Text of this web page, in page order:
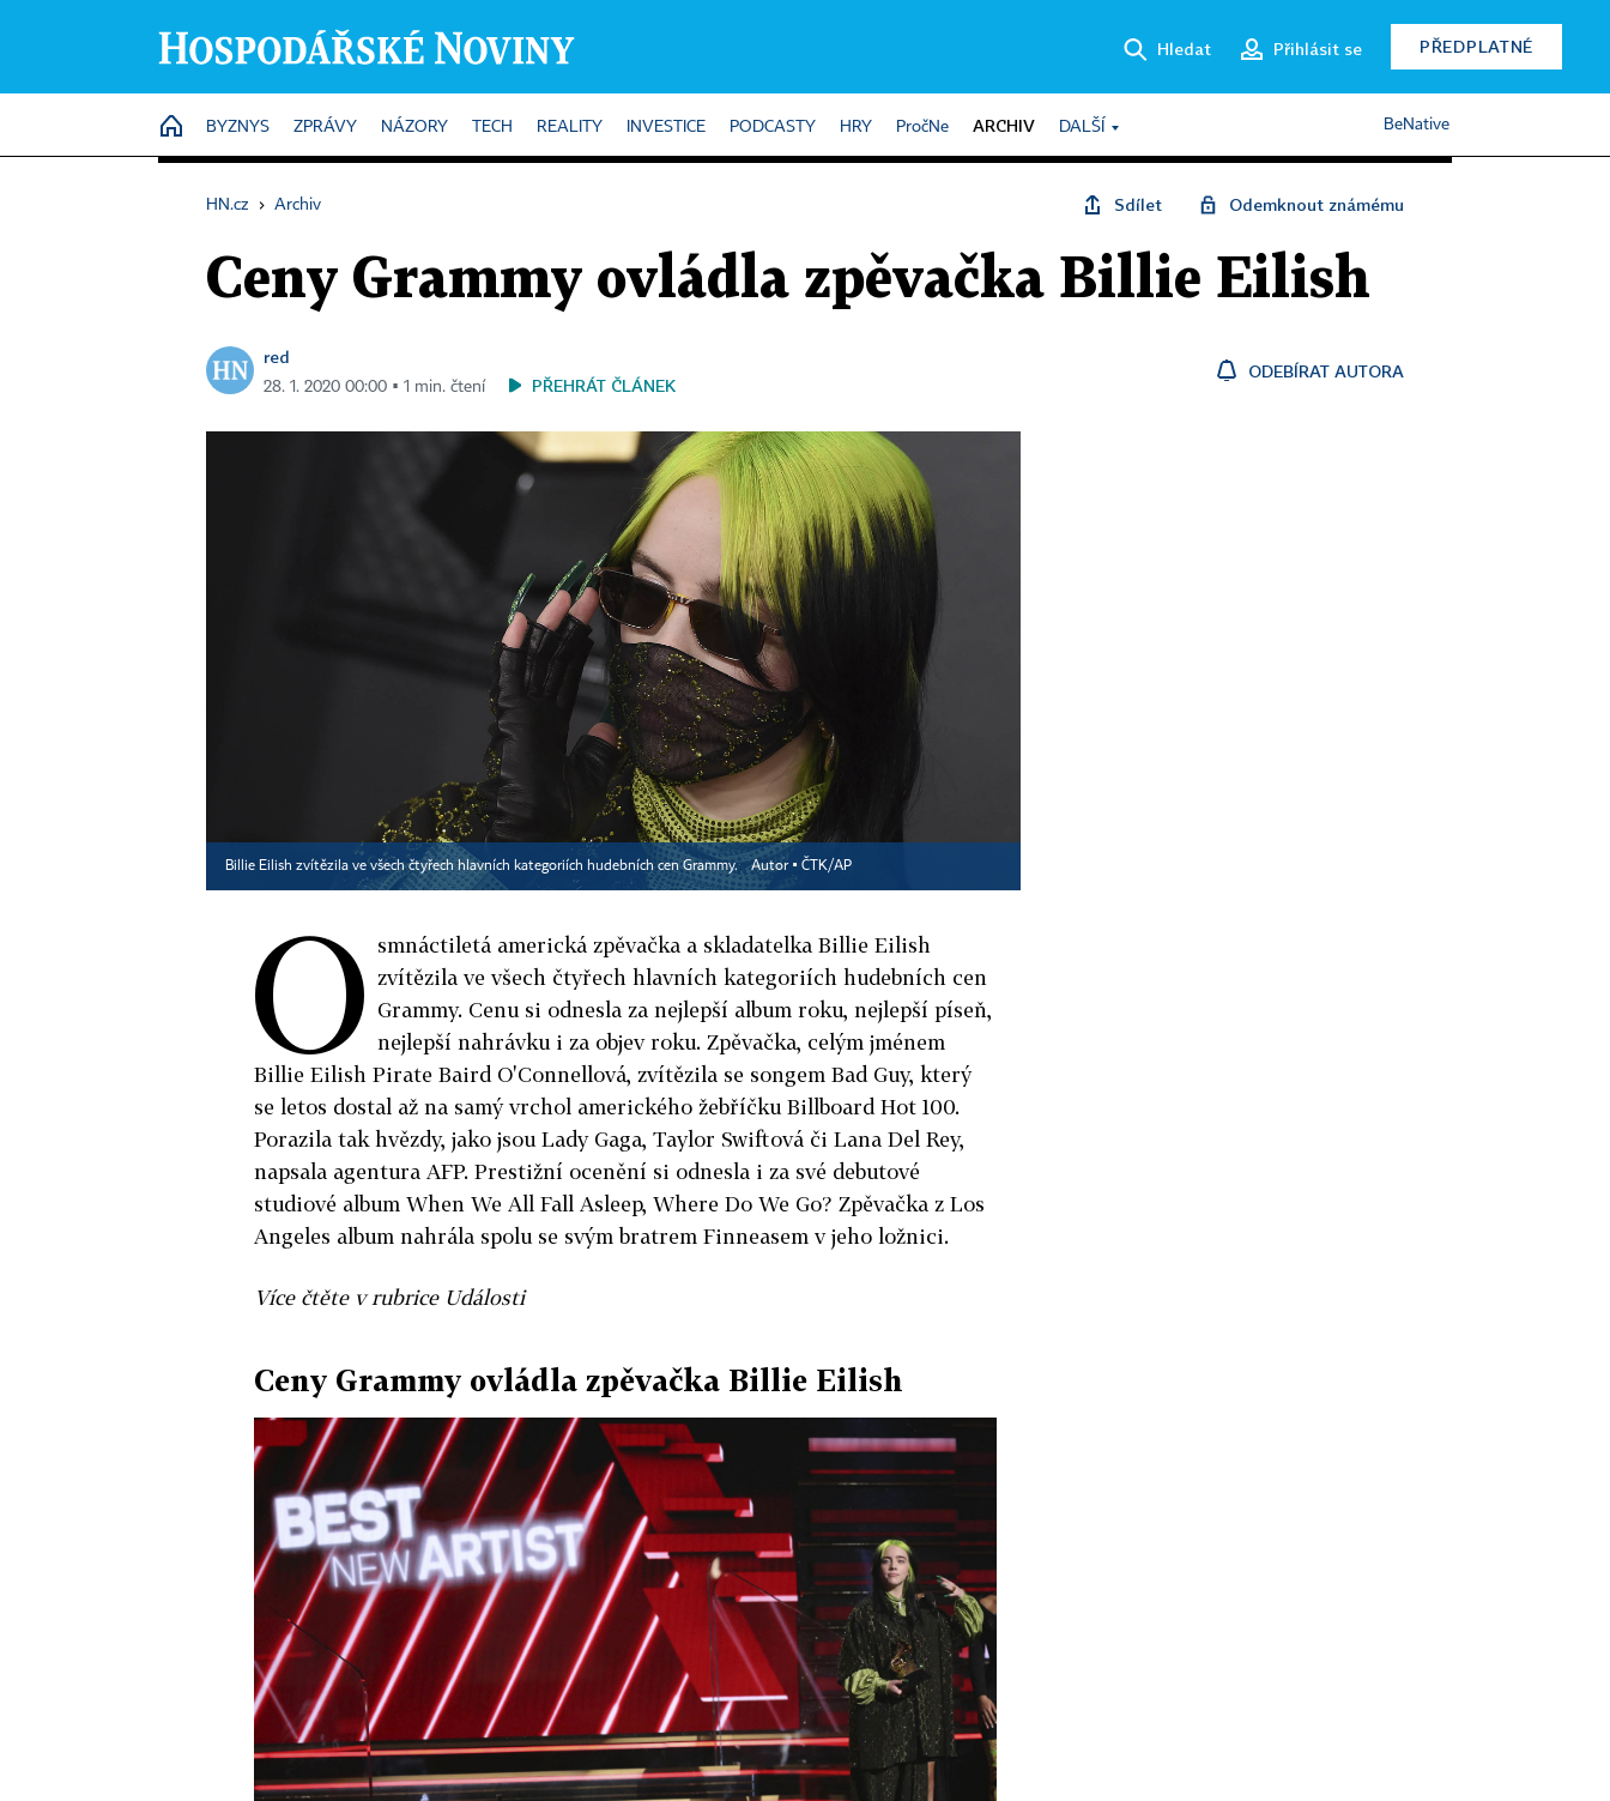
Hledat Přihlásit se PŘEDPLATNÉ
HOME
BYZNYS ZPRÁVY NÁZORY TECH REALITY INVESTICE PODCASTY HRY PročNe ARCHIV DALŠÍ BeNative
HN.cz › Archiv Sdílet Odemknout známému
Ceny Grammy ovládla zpěvačka Billie Eilish
red
28. 1. 2020 00:00 ▪ 1 min. čtení PŘEHRÁT ČLÁNEK
ODEBÍRAT AUTORA
Billie Eilish zvítězila ve všech čtyřech hlavních kategoriích hudebních cen Grammy. Autor ▪ ČTK/AP
O smnáctiletá americká zpěvačka a skladatelka Billie Eilish
zvítězila ve všech čtyřech hlavních kategoriích hudebních cen
Grammy. Cenu si odnesla za nejlepší album roku, nejlepší píseň,
nejlepší nahrávku i za objev roku. Zpěvačka, celým jménem
Billie Eilish Pirate Baird O'Con­nellová, zvítězila se songem Bad Guy, který
se letos dostal až na samý vrchol amerického žebříčku Billboard Hot 100.
Porazila tak hvězdy, jako jsou Lady Gaga, Taylor Swiftová či Lana Del Rey,
napsala agentura AFP. Prestižní ocenění si odnesla i za své debutové
studiové album When We All Fall Asleep, Where Do We Go? Zpěvačka z Los
Angeles album nahrála spolu se svým bratrem Finneasem v jeho ložnici.
Více čtěte v rubrice Události
Ceny Grammy ovládla zpěvačka Billie Eilish